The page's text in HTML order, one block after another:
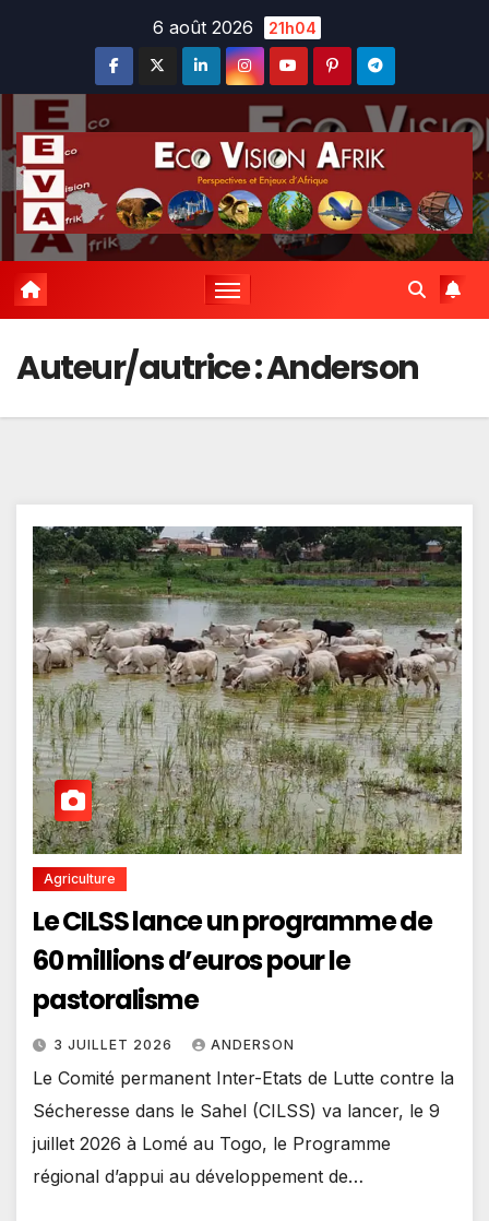
6 août 2026 21h04
Auteur/autrice :Anderson
Agriculture
Le CILSS lance un programme de
60 millions d’euros pour le
pastoralisme
3 JUILLET 2026 ANDERSON
Le Comité permanent Inter-Etats de Lutte contre la
Sécheresse dans le Sahel (CILSS) va lancer, le 9
juillet 2026 à Lomé au Togo, le Programme
régional d’appui au développement de…